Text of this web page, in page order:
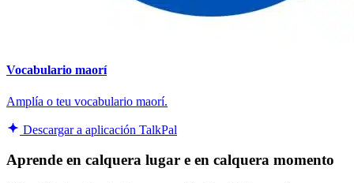
Vocabulario maorí
Amplía o teu vocabulario maorí.
Descargar a aplicación TalkPal
Aprende en calquera lugar e en calquera momento